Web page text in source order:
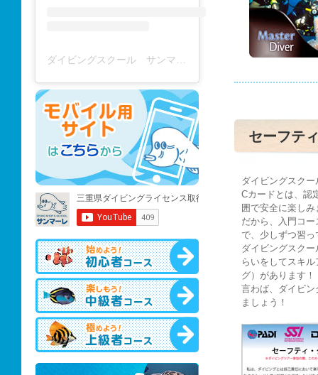
セーフテ
ダイビングスク
Cカードとは、認
囲で安全に楽し
だから、入門コ
で、少しずつ習
ダイビングスク
らいをしてスキ
グ）があります！
言わば、ダイビ
ましょう！
ダイビングスクール サンマーレ / diving school(@diving_school_sanmare)がシェアした投稿